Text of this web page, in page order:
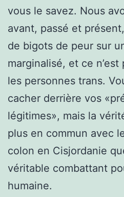
vous le savez. Nous
avant, passé et
de bigots de peur sur
marginalisé, et ce
les personnes trans.
cacher derrière vos
légitimes», mais la
plus en commun avec
colon en Cisjordanie
véritable combattant
humaine.